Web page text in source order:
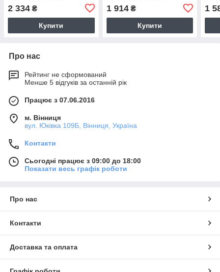
2 334 ₴
Купити
1 914₴
Купити
1
Про нас
Рейтинг не сформований
Менше 5 відгуків за останній рік
Працює з 07.06.2016
м. Вінниця
вул. Юківка 109Б, Вінниця, Україна
Контакти
Сьогодні працює з 09:00 до 18:00
Показати весь графік роботи
Про нас
Контакти
Доставка та оплата